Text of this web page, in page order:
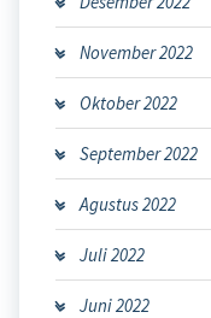
November 2022
Oktober 2022
September 2022
Agustus 2022
Juli 2022
Juni 2022